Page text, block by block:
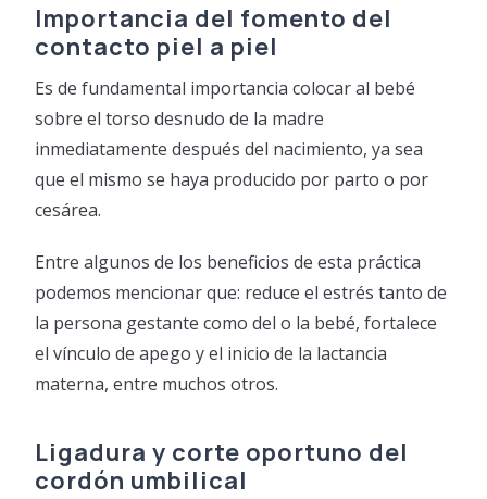
Importancia del fomento del
contacto piel a piel
Es de fundamental importancia colocar al bebé
sobre el torso desnudo de la madre
inmediatamente después del nacimiento, ya sea
que el mismo se haya producido por parto o por
cesárea.
Entre algunos de los beneficios de esta práctica
podemos mencionar que: reduce el estrés tanto de
la persona gestante como del o la bebé, fortalece
el vínculo de apego y el inicio de la lactancia
materna, entre muchos otros.
Ligadura y corte oportuno del
cordón umbilical